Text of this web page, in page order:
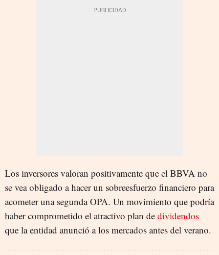
Los inversores valoran positivamente que el BBVA no
se vea obligado a hacer un sobreesfuerzo financiero para
acometer una segunda OPA. Un movimiento que podría
haber comprometido el atractivo plan de dividendos
que la entidad anunció a los mercados antes del verano.